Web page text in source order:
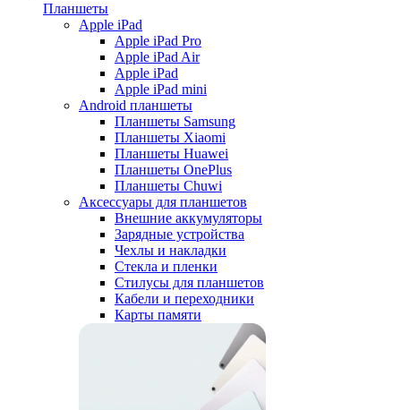
Планшеты
Apple iPad
Apple iPad Pro
Apple iPad Air
Apple iPad
Apple iPad mini
Android планшеты
Планшеты Samsung
Планшеты Xiaomi
Планшеты Huawei
Планшеты OnePlus
Планшеты Chuwi
Аксессуары для планшетов
Внешние аккумуляторы
Зарядные устройства
Чехлы и накладки
Стекла и пленки
Стилусы для планшетов
Кабели и переходники
Карты памяти